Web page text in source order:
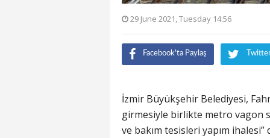
29 June 2021, Tuesday 14:56
Facebook'ta Paylaş
İzmir Büyükşehir Belediyesi,
girmesiyle birlikte metro vagon
ve bakım tesisleri yapım ihalesi”